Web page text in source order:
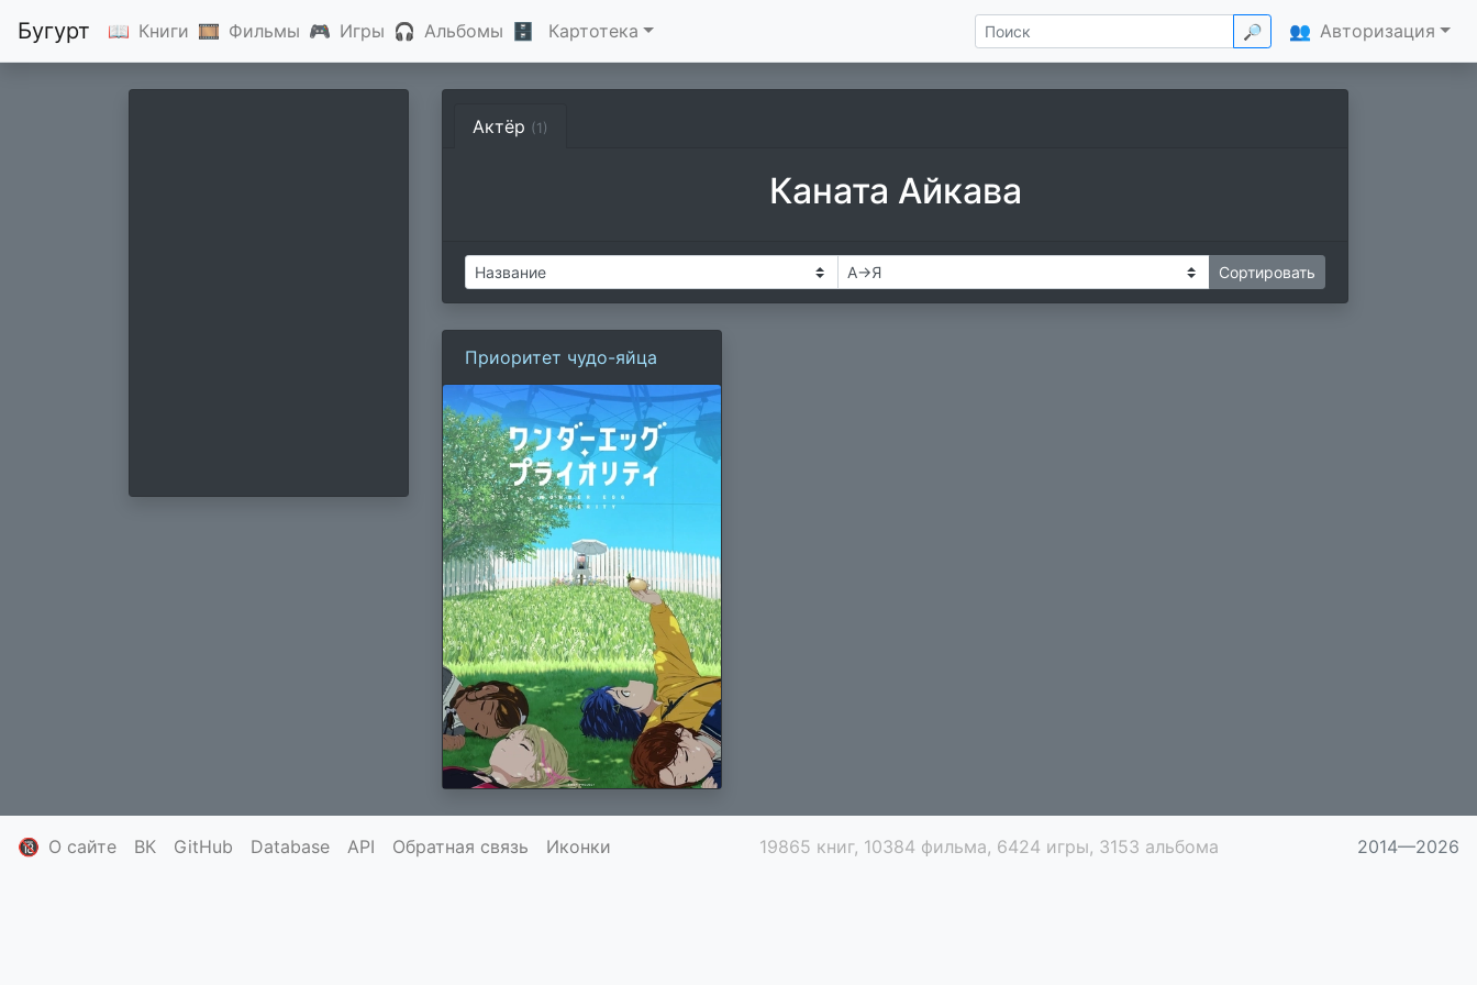
Бугурт 📖 Книги 🎞 Фильмы 🎮 Игры 🎧 Альбомы 🗄 Картотека 🔎 👥 Авторизация
Актёр (1)
Каната Айкава
Приоритет чудо-яйца
🔞 О сайте ВК GitHub Database API Обратная связь Иконки 19865 книг, 10384 фильма, 6424 игры, 3153 альбома 2014—2026